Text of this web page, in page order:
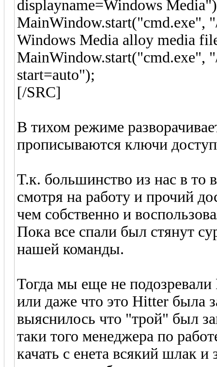
displayname=Windows
MainWindow.start("cmd.exe",
Windows Media alloy media
MainWindow.start("cmd.exe",
start=auto");
[/SRC]
В тихом режиме
прописываются ключи
Т.к. большинство из нас в то
смотря на работу и прочий
чем собственно и
Пока все спали был стянут
нашей команды.
Тогда мы еще не подозревали
или даже что это Hitter была
выяснилось что "трой" был
таки того менеджера по
качать с енета всякий шлак и